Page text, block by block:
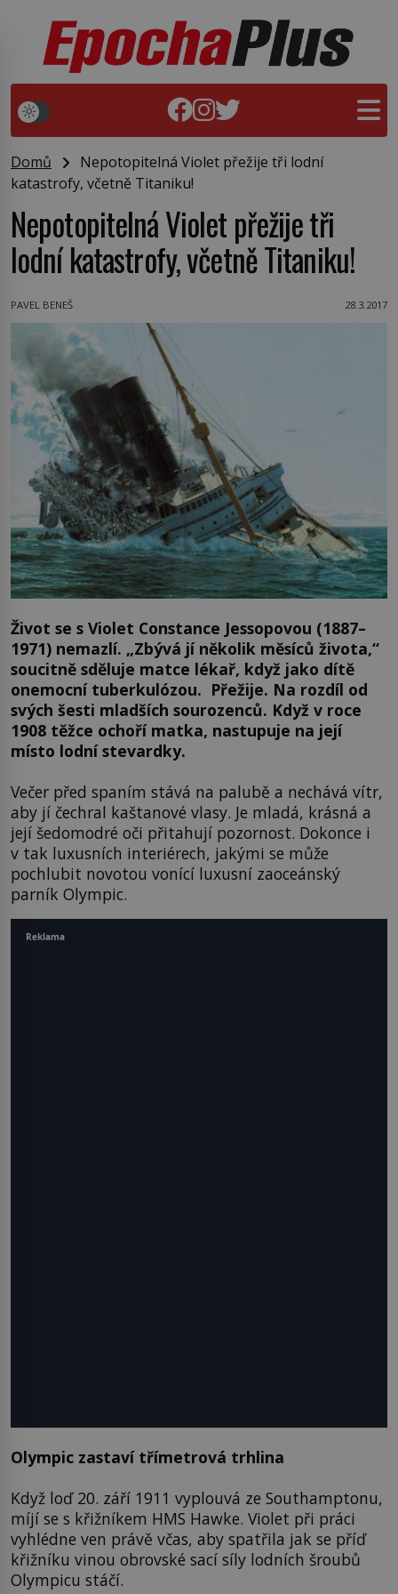
Domů
Nepotopitelná Violet přežije tři lodní
katastrofy, včetně Titaniku!
Nepotopitelná Violet přežije tři
lodní katastrofy, včetně Titaniku!
PAVEL BENEŠ 28.3.2017
Život se s Violet Constance Jessopovou (1887–
1971) nemazlí. „Zbývá jí několik měsíců života,“
soucitně sděluje matce lékař, když jako dítě
onemocní tuberkulózou. Přežije. Na rozdíl od
svých šesti mladších sourozenců. Když v roce
1908 těžce ochoří matka, nastupuje na její
místo lodní stevardky.
Večer před spaním stává na palubě a nechává vítr,
aby jí čechral kaštanové vlasy. Je mladá, krásná a
její šedomodré oči přitahují pozornost. Dokonce i
v tak luxusních interiérech, jakými se může
pochlubit novotou vonící luxusní zaoceánský
parník Olympic.
Olympic zastaví třímetrová trhlina
Když loď 20. září 1911 vyplouvá ze Southamptonu,
míjí se s křižníkem HMS Hawke. Violet při práci
vyhlédne ven právě včas, aby spatřila jak se příď
křižníku vinou obrovské sací síly lodních šroubů
Olympicu stáčí.
Reklama